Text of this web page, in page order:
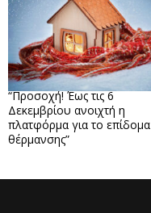
“Προσοχή! Έως τις 6
Δεκεμβρίου ανοιχτή η
πλατφόρμα για το επίδομα
θέρμανσης”